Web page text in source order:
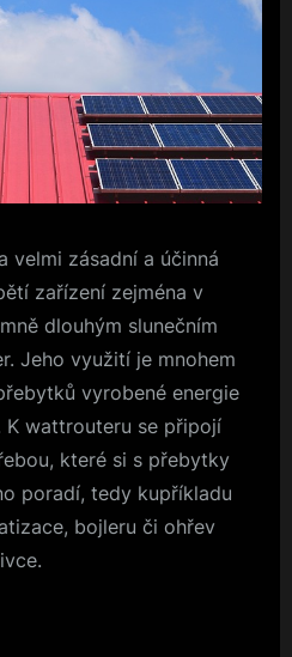
velmi zásadní a účinná
zařízení zejména v
dlouhým slunečním
Jeho využití je mnohem
vyrobené energie
wattrouteru se připojí
které si s přebytky
poradí, tedy kupříkladu
bojleru či ohřev